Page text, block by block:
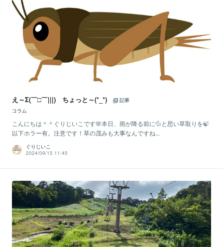
え～Σ(￣□￣|||) ちょっと～(*_*)
記事
コラム
こんにちは＾＾ぐりじいこです🌸本日、雨が降る前に💦と思い草取りを🍃
以下ホラー有。注意です！草の茂みも大事なんですね...
ぐりじいこ
2024/09/15 11:45